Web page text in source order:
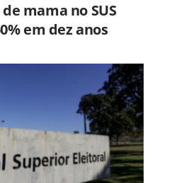
mama no SUS
em dez anos